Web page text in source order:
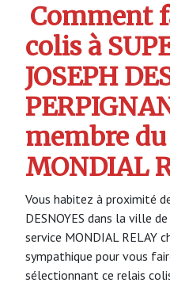
Comment
colis à
JOSEPH
membre du
MONDIAL
Vous habitez à proximité
DESNOYES dans la ville
service MONDIAL RELAY
sympathique pour vous
sélectionnant ce relais